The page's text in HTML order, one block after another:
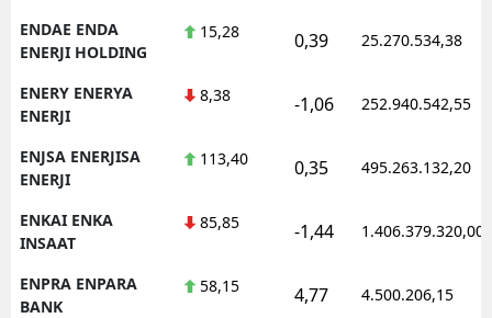
ENDAE ENDA
ENERJI HOLDING
15,28 0,39 25.270.534,38
ENERY ENERYA
ENERJI
8,38 -1,06 252.940.542,55
ENJSA ENERJISA
ENERJI
113,40 0,35 495.263.132,20
ENKAI ENKA
INSAAT
85,85 -1,44 1.406.379.320,00
ENPRA ENPARA
BANK
58,15 4,77 4.500.206,15